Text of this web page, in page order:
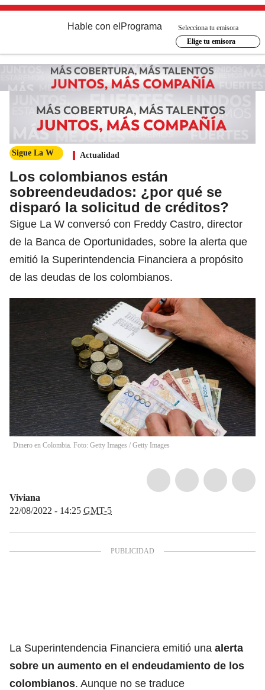
Hable con el Programa
Selecciona tu emisora
Elige tu emisora
Sigue La W Actualidad
Los colombianos están
sobreendeudados: ¿por qué se
disparó la solicitud de créditos?
Sigue La W conversó con Freddy Castro, director
de la Banca de Oportunidades, sobre la alerta que
emitió la Superintendencia Financiera a propósito
de las deudas de los colombianos.
Dinero en Colombia. Foto: Getty Images / Getty Images
Viviana
22/08/2022 - 14:25 GMT-5
La Superintendencia Financiera emitió una alerta
sobre un aumento en el endeudamiento de los
colombianos. Aunque no se traduce